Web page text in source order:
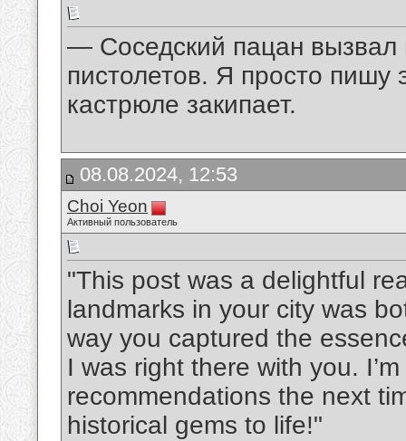
— Соседский пацан вызвал
пистолетов. Я просто пишу
кастрюле закипает.
08.08.2024, 12:53
Choi Yeon
Активный пользователь
"This post was a delightful
landmarks in your city was
way you captured the
I was right there with you.
recommendations the next
historical gems to life!"